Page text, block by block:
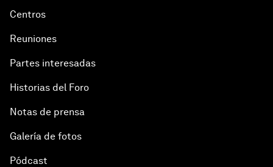
Centros
Reuniones
Partes interesadas
Historias del Foro
Notas de prensa
Galería de fotos
Pódcast